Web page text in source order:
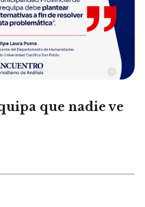
que nadie ve